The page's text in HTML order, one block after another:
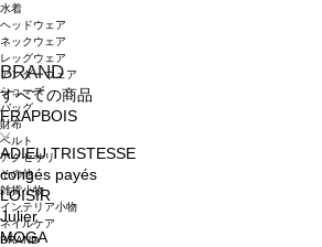
BRAND
すべての商品
FRAPBOIS
ADIEU TRISTESSE
congés payés
LOISIR
Julier
MOGA
水着
ヘッドウェア
ネックウェア
レッグウェア
アンダーウェア
シューズ
バッグ
財布
ベルト
アクセサリ
その他
雑貨小物
インテリア小物
ネイルケア
BRAND